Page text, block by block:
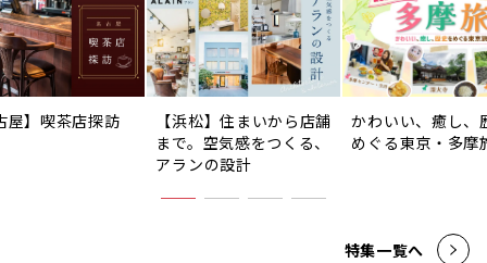
屋】喫茶店探訪
【浜松】住まいから店舗
まで。空気感をつくる、
アランの設計
かわいい、癒し、
めぐる東京・多摩
特集一覧へ